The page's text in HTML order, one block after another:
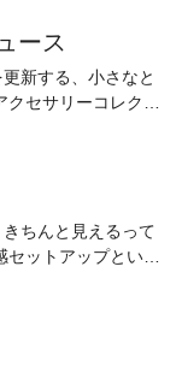
ィ コラボアイテ
L665510
ース
新する、小さなと
クセサリーコレクシ
ちんと見えるって
ットアップという